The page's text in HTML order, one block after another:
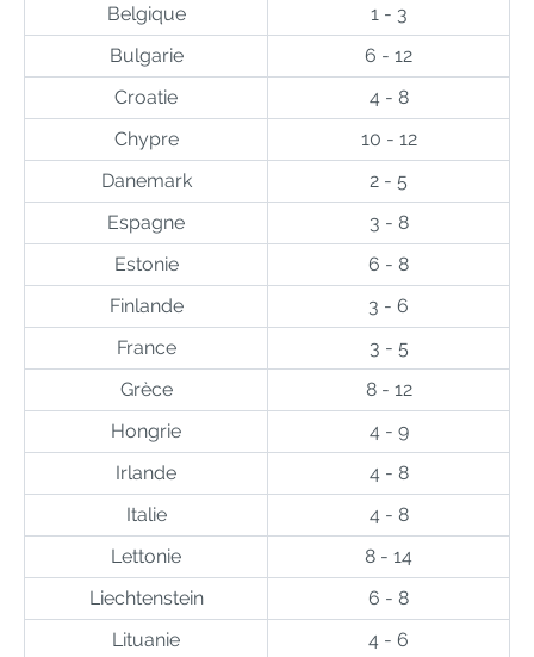
Belgique
1 - 3
Bulgarie
6 - 12
Croatie
4 - 8
Chypre
10 - 12
Danemark
2 - 5
Espagne
3 - 8
Estonie
6 - 8
Finlande
3 - 6
France
3 - 5
Grèce
8 - 12
Hongrie
4 - 9
Irlande
4 - 8
Italie
4 - 8
Lettonie
8 - 14
Liechtenstein
6 - 8
Lituanie
4 - 6